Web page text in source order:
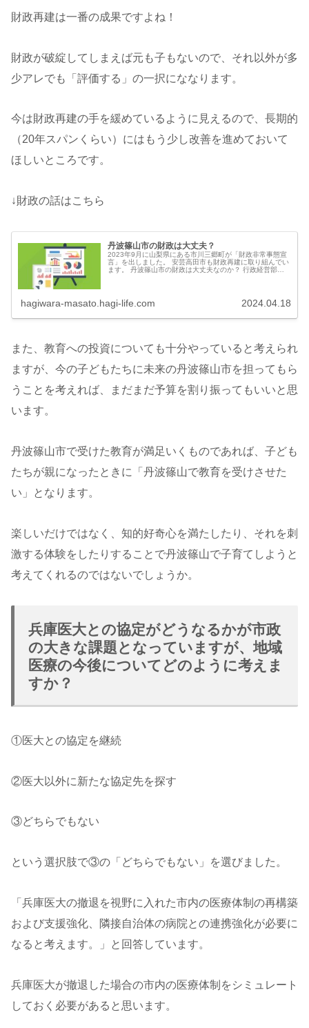
財政再建は一番の成果ですよね！
財政が破綻してしまえば元も子もないので、それ以外が多
少アレでも「評価する」の一択にななります。
今は財政再建の手を緩めているように見えるので、長期的
（20年スパンくらい）にはもう少し改善を進めておいて
ほしいところです。
↓財政の話はこちら
丹波篠山市の財政は大丈夫？
2023年9月に山梨県にある市川三郷町が「財政非常事態宣
言」を出しました。 安芸高田市も財政再建に取り組んでい
ます。 丹波篠山市の財政は大丈夫なのか？ 行政経営部の
hagiwara-masato.hagi-life.com 2024.04.18
また、教育への投資についても十分やっていると考えられ
ますが、今の子どもたちに未来の丹波篠山市を担ってもら
うことを考えれば、まだまだ予算を割り振ってもいいと思
います。
丹波篠山市で受けた教育が満足いくものであれば、子ども
たちが親になったときに「丹波篠山で教育を受けさせた
い」となります。
楽しいだけではなく、知的好奇心を満たしたり、それを刺
激する体験をしたりすることで丹波篠山で子育てしようと
考えてくれるのではないでしょうか。
兵庫医大との協定がどうなるかが市政
の大きな課題となっていますが、地域
医療の今後についてどのように考えま
すか？
①医大との協定を継続
②医大以外に新たな協定先を探す
③どちらでもない
という選択肢で③の「どちらでもない」を選びました。
「兵庫医大の撤退を視野に入れた市内の医療体制の再構築
および支援強化、隣接自治体の病院との連携強化が必要に
なると考えます。」と回答しています。
兵庫医大が撤退した場合の市内の医療体制をシミュレート
しておく必要があると思います。